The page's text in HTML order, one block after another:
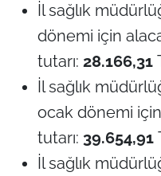
İl sağlık
dönemi için
tutarı: 28.166,31
İl sağlık
ocak dönemi
tutarı: 39.654,91
İl sağlık